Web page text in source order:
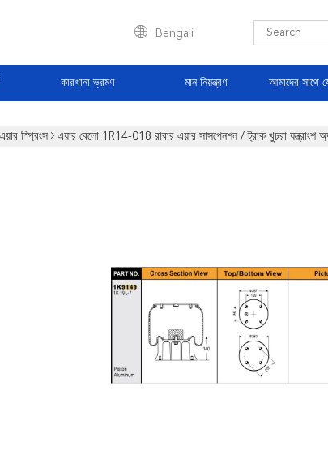
Bengali
কারখানা ভ্রমণ মান নিয়ন্ত্রণ আমাদের সাথে
স্প্রিংস এয়ার বেলো 1R14-018 রাবার এয়ার সাসপেনশন / ট্রাক খুচরা